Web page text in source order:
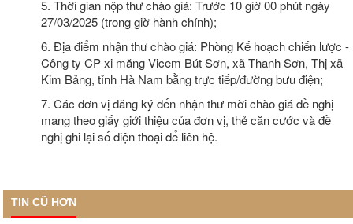
5. Thời gian nộp thư chào giá: Trước 10 giờ 00 phút ngày
27/03/2025 (trong giờ hành chính);
6. Địa điểm nhận thư chào giá: Phòng Kế hoạch chiến lược -
Công ty CP xi măng Vicem Bút Sơn, xã Thanh Sơn, Thị xã
Kim Bảng, tỉnh Hà Nam bằng trực tiếp/đường bưu điện;
7. Các đơn vị đăng ký đến nhận thư mời chào giá đề nghị
mang theo giấy giới thiệu của đơn vị, thẻ căn cước và đề
nghị ghi lại số điện thoại để liên hệ.
TIN CŨ HƠN